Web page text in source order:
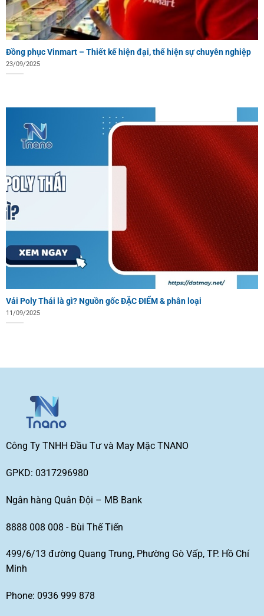
Đồng phục Vinmart – Thiết kế hiện đại, thể hiện sự chuyên nghiệp
23/09/2025
Vải Poly Thái là gì? Nguồn gốc ĐẶC ĐIỂM & phân loại
11/09/2025
Công Ty TNHH Đầu Tư và May Mặc TNANO
GPKD: 0317296980
Ngân hàng Quân Đội – MB Bank
8888 008 008 - Bùi Thế Tiến
499/6/13 đường Quang Trung, Phường Gò Vấp, TP. Hồ Chí
Minh
Phone: 0936 999 878